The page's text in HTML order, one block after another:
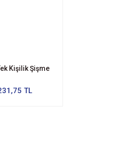
Kişilik Şişme
TL